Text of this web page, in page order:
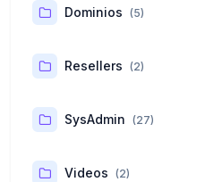
Dominios (5)
Resellers (2)
SysAdmin (27)
Videos (2)